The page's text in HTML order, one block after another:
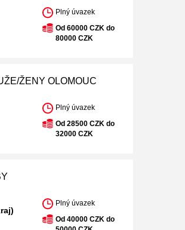
Plný úvazek
Od 60000 CZK do
80000 CZK
ŽENY OLOMOUC
Plný úvazek
Od 28500 CZK do
32000 CZK
Plný úvazek
Od 40000 CZK do